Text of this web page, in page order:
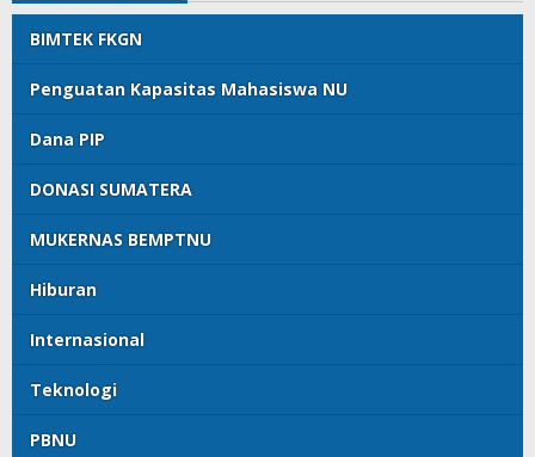
BIMTEK FKGN
Penguatan Kapasitas Mahasiswa NU
Dana PIP
DONASI SUMATERA
MUKERNAS BEMPTNU
Hiburan
Internasional
Teknologi
PBNU